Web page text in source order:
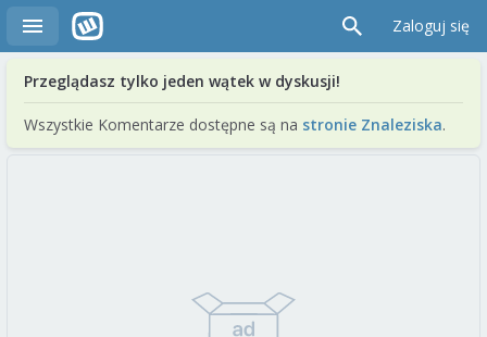
Zaloguj się
Przeglądasz tylko jeden wątek w dyskusji!
Wszystkie Komentarze dostępne są na stronie Znaleziska.